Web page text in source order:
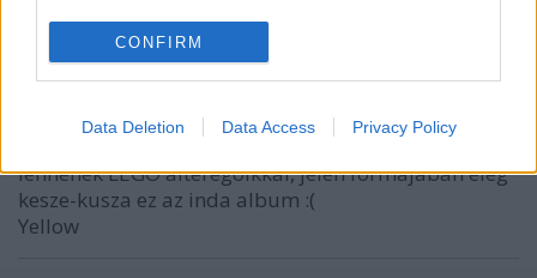
CONFIRM
Data Deletion Data Access Privacy Policy
néhány kép alól hiányolom a neveket, és sajnos
anélkül nem mindegyiket lehet kitalálni, kit is
lennének LEGO alteregoikkal, jelen formájában elég
kesze-kusza ez az inda album :(
Yellow